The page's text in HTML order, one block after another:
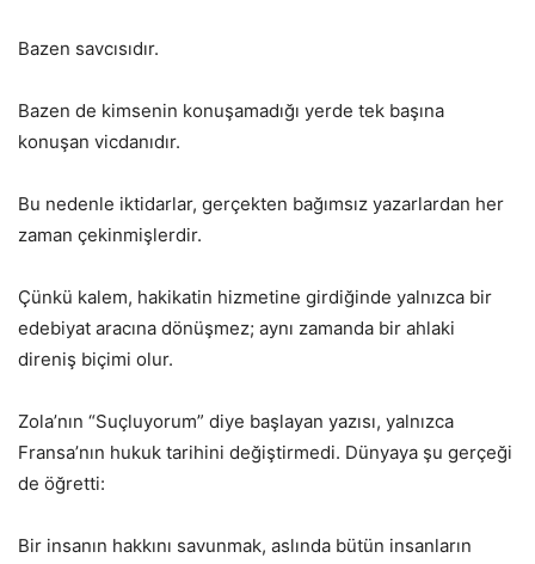
Bazen savcısıdır.
Bazen de kimsenin konuşamadığı yerde tek başına
konuşan vicdanıdır.
Bu nedenle iktidarlar, gerçekten bağımsız yazarlardan her
zaman çekinmişlerdir.
Çünkü kalem, hakikatin hizmetine girdiğinde yalnızca bir
edebiyat aracına dönüşmez; aynı zamanda bir ahlaki
direniş biçimi olur.
Zola’nın “Suçluyorum” diye başlayan yazısı, yalnızca
Fransa’nın hukuk tarihini değiştirmedi. Dünyaya şu gerçeği
de öğretti:
Bir insanın hakkını savunmak, aslında bütün insanların